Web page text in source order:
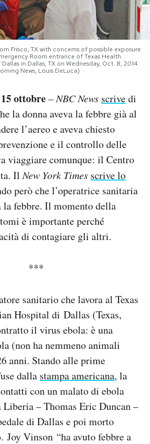
Frisco, TX with concerns of possible exposure
Room entrance of Texas Health
in Dallas, TX on Wednesday, Oct. 8, 2014.
News, Louis DeLuca)
ottobre–NBC News scrivedi
la donna aveva la febbre già al
l’aereo e aveva chiesto
e il controllo delle
viaggiare comunque: il Centro
IlNew York Times scrive lo
però che l’operatrice sanitaria
la febbre. Il momento della
è importante perché
di contagiare gli altri.
***
sanitario che lavora al Texas
Hospital di Dallas (Texas,
il virus ebola: è una
(non ha nemmeno animali
anni. Stando alle prime
dalla stampa americana, la
con un malato di ebola
Liberia – Thomas Eric Duncan –
di Dallas e poi morto
Joy Vinson “ha avuto febbre a